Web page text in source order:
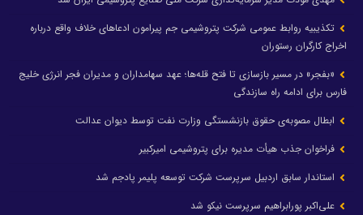
تکذیبیه روابط عمومی شرکت پتروشیمی جم پیرامون ادعاهای خلاف واقع درباره
اخراج کارگران رستوران
«بفجر» در مسیر بازسازی تا فتح قله‌ها؛ عهد سهامداران و مدیران فجر انرژی خلیج
فارس برای ادامه راه سازندگی
ابطال مصوبه‌ی حقوق بازنشستگی وزارت نفت توسط دیوان عدالت
فراخوان جذب هیأت مدیره برای پتروشیمی امیرکبیر
استاندار سابق اردبیل سرپرست شرکت توسعه پلیمر پادجم شد
علی‌اکبر پورابراهیم سرپرست نیکو شد